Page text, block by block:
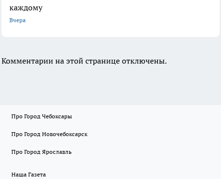
каждому
Вчера
Комментарии на этой странице отключены.
Про Город Чебоксары
Про Город Новочебоксарск
Про Город Ярославль
Наша Газета